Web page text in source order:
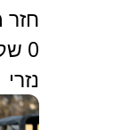
חזר
0
נזרי